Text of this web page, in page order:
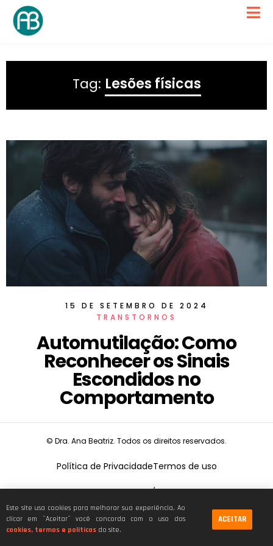
Tag: Lesões físicas
15 DE SETEMBRO DE 2024
TRANSTORNOS
Automutilação: Como
Reconhecer os Sinais
Escondidos no
Comportamento
© Dra. Ana Beatriz. Todos os direitos reservados.
Política de PrivacidadeTermos de uso
CNPJ:19.675.026/0001-68
Este site usa cookies para melhorar sua experiência. Ao
clicar em ¨Aceitar¨ você concorda com o uso dos
cookies, termos e políticas do site.
ACEITAR